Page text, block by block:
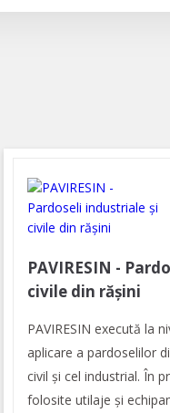
PAVIRESIN -
civile din răşini
PAVIRESIN execută la
aplicare a pardoselilor
civil și cel industrial. În
folosite utilaje și